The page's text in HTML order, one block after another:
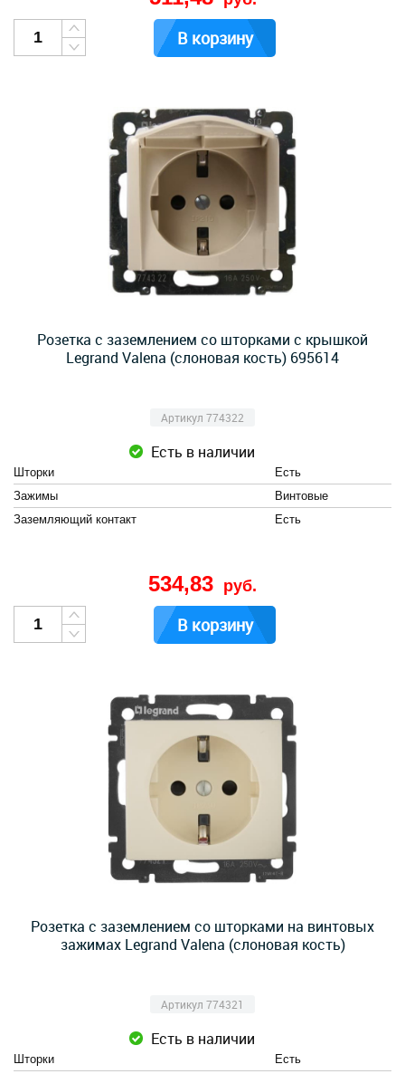
В корзину
Розетка с заземлением со шторками с крышкой
Legrand Valena (слоновая кость) 695614
Артикул 774322
Есть в наличии
Шторки
Есть
Зажимы
Винтовые
Заземляющий контакт
Есть
534,83 руб.
В корзину
Розетка с заземлением со шторками на винтовых
зажимах Legrand Valena (слоновая кость)
Артикул 774321
Есть в наличии
Шторки
Есть